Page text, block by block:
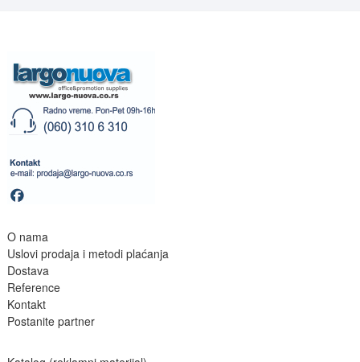
O nama
Uslovi prodaja i metodi plaćanja
Dostava
Reference
Kontakt
Postanite partner